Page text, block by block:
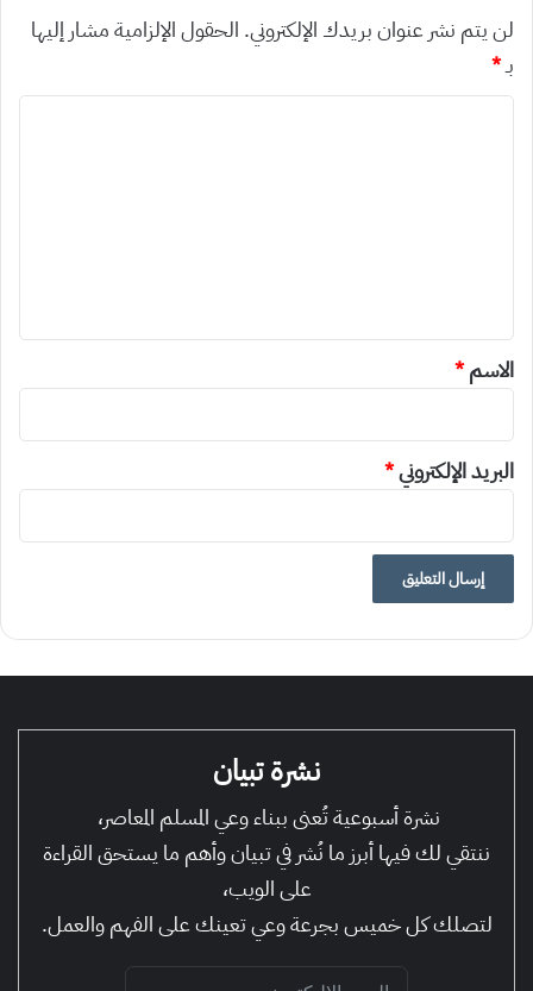
لن يتم نشر عنوان بريدك الإلكتروني. الحقول الإلزامية مشار إليها
بـ*
*
الاسم*
البريد الإلكتروني*
نشرة تبيان
نشرة أسبوعية تُعنى ببناء وعي المسلم المعاصر،
ننتقي لك فيها أبرز ما نُشر في تبيان وأهم ما يستحق القراءة
على الويب،
لتصلك كل خميس بجرعة وعي تعينك على الفهم والعمل.